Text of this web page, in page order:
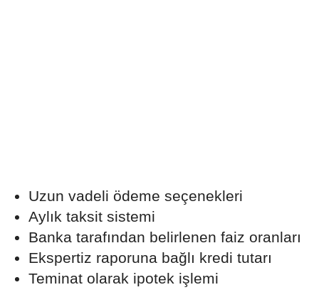
Uzun vadeli ödeme seçenekleri
Aylık taksit sistemi
Banka tarafından belirlenen faiz oranları
Ekspertiz raporuna bağlı kredi tutarı
Teminat olarak ipotek işlemi